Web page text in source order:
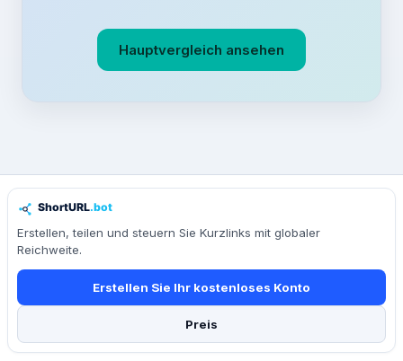
Hauptvergleich ansehen
Erstellen, teilen und steuern Sie Kurzlinks mit globaler
Reichweite.
Erstellen Sie Ihr kostenloses Konto
Preis